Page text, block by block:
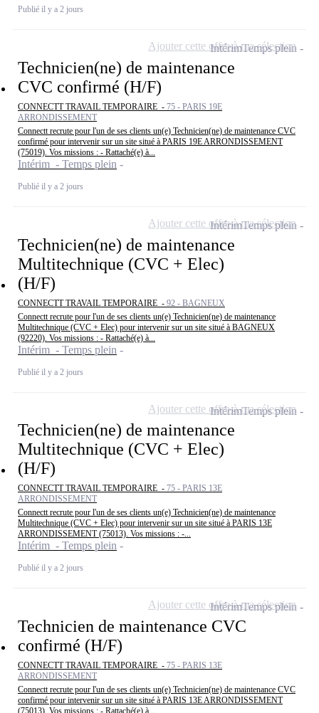
Publié il y a 2 jours
Technicien(ne) de maintenance
CVC confirmé (H/F)
CONNECTT TRAVAIL TEMPORAIRE - 75 - PARIS 19E
ARRONDISSEMENT
Connectt recrute pour l'un de ses clients un(e) Technicien(ne) de maintenance CVC
confirmé pour intervenir sur un site situé à PARIS 19E ARRONDISSEMENT
(75019). Vos missions : - Rattaché(e) à...
Intérim - Temps plein
Publié il y a 2 jours
IntérimTemps plein
Ajouter cette offre à ma sélection
Technicien(ne) de maintenance
Multitechnique (CVC + Elec)
(H/F)
CONNECTT TRAVAIL TEMPORAIRE - 92 - BAGNEUX
Connectt recrute pour l'un de ses clients un(e) Technicien(ne) de maintenance
Multitechnique (CVC + Elec) pour intervenir sur un site situé à BAGNEUX
(92220). Vos missions : - Rattaché(e) à...
Intérim - Temps plein
Publié il y a 2 jours
IntérimTemps plein
Ajouter cette offre à ma sélection
Technicien(ne) de maintenance
Multitechnique (CVC + Elec)
(H/F)
CONNECTT TRAVAIL TEMPORAIRE - 75 - PARIS 13E
ARRONDISSEMENT
Connectt recrute pour l'un de ses clients un(e) Technicien(ne) de maintenance
Multitechnique (CVC + Elec) pour intervenir sur un site situé à PARIS 13E
ARRONDISSEMENT (75013). Vos missions : -...
Intérim - Temps plein
Publié il y a 2 jours
IntérimTemps plein
Ajouter cette offre à ma sélection
Technicien de maintenance CVC
confirmé (H/F)
CONNECTT TRAVAIL TEMPORAIRE - 75 - PARIS 13E
ARRONDISSEMENT
Connectt recrute pour l'un de ses clients un(e) Technicien(ne) de maintenance CVC
confirmé pour intervenir sur un site situé à PARIS 13E ARRONDISSEMENT
IntérimTemps plein
Ajouter cette offre à ma sélection